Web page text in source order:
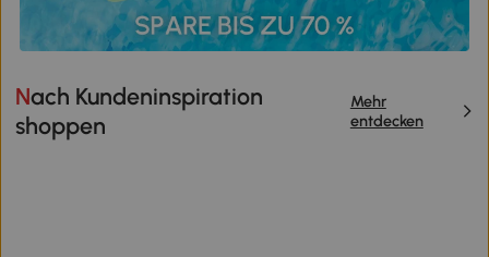
Nach Kundeninspiration
shoppen
Mehr
entdecken